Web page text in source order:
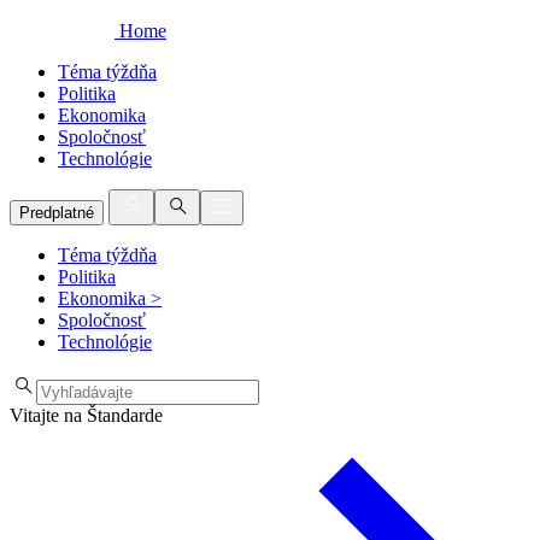
Home
Téma týždňa
Politika
Ekonomika
Spoločnosť
Technológie
Predplatné
Téma týždňa
Politika
Ekonomika >
Spoločnosť
Technológie
Vitajte na Štandarde